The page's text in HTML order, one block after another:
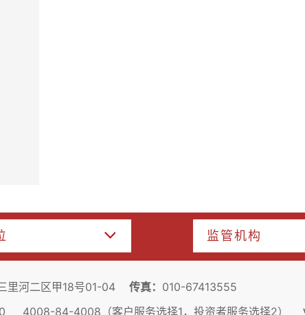
监管机构
里河二区甲18号01-04 传真： 010-67413555
4008-84-4008（客户服务选择1，投资者服务选择2）